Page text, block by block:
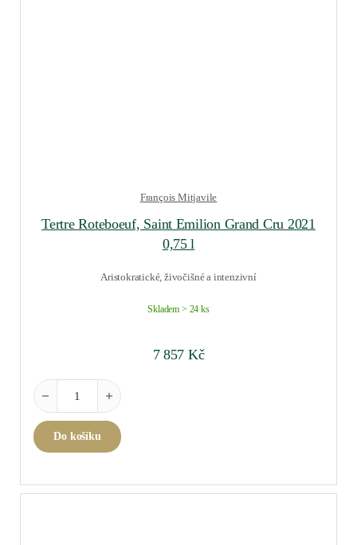
François Mitjavile
Tertre Roteboeuf, Saint Emilion Grand Cru 2021
0,75 l
Aristokratické, živočišné a intenzivní
Skladem > 24 ks
7 857 Kč
Tertre Roteboeuf, Saint Emilion Grand Cru 2021 0,75 l množství
Do košíku